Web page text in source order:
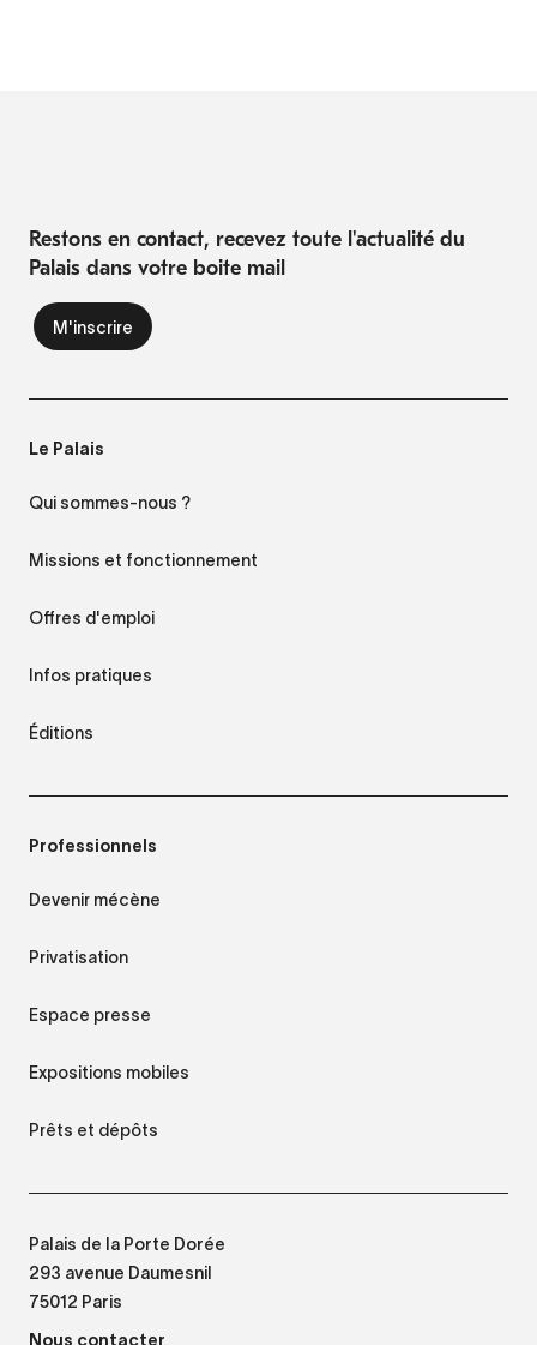
Restons en contact, recevez toute l'actualité du
Palais dans votre boite mail
Le Palais
Qui sommes-nous ?
Missions et fonctionnement
Offres d'emploi
Infos pratiques
Éditions
Professionnels
Devenir mécène
Privatisation
Espace presse
Expositions mobiles
Prêts et dépôts
Palais de la Porte Dorée
293 avenue Daumesnil
75012 Paris
Nous contacter